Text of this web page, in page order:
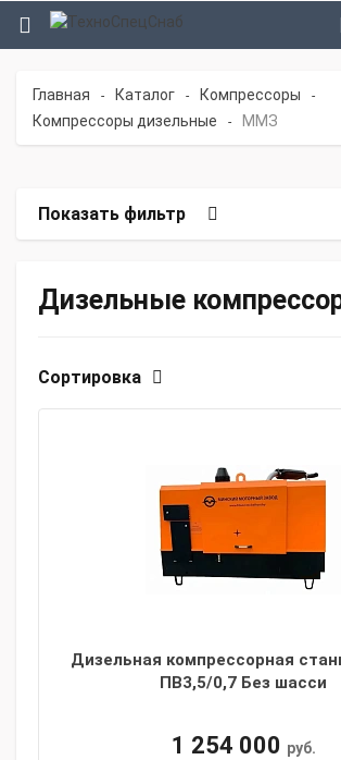
Главная - Каталог - Компрессоры -
Компрессоры дизельные - ММЗ
Показать фильтр
Дизельные
Сортировка
Дизельная компрессорная
ПВ3,5/0,7 Без шасси
1 254 000 руб.